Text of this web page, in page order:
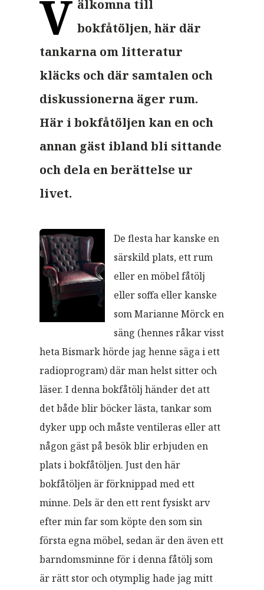
V älkomna till
bokfåtöljen, här där
tankarna om litteratur
kläcks och där samtalen och
diskussionerna äger rum.
Här i bokfåtöljen kan en och
annan gäst ibland bli sittande
och dela en berättelse ur
livet.
De flesta har kanske en
särskild plats, ett rum
eller en möbel fåtölj
eller soffa eller kanske
som Marianne Mörck en
säng (hennes råkar visst
heta Bismark hörde jag henne säga i ett
radioprogram) där man helst sitter och
läser. I denna bokfåtölj händer det att
det både blir böcker lästa, tankar som
dyker upp och måste ventileras eller att
någon gäst på besök blir erbjuden en
plats i bokfåtöljen. Just den här
bokfåtöljen är förknippad med ett
minne. Dels är den ett rent fysiskt arv
efter min far som köpte den som sin
första egna möbel, sedan är den även ett
barndomsminne för i denna fåtölj som
är rätt stor och otymplig hade jag mitt